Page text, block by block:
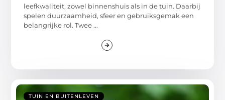
leefkwaliteit, zowel binnenshuis als in de tuin. Daarbij
spelen duurzaamheid, sfeer en gebruiksgemak een
belangrijke rol. Twee ...
TUIN EN BUITENLEVEN